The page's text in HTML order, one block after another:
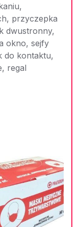
przyczepka
dwustronny,
okno, sejfy
do kontaktu,
regal